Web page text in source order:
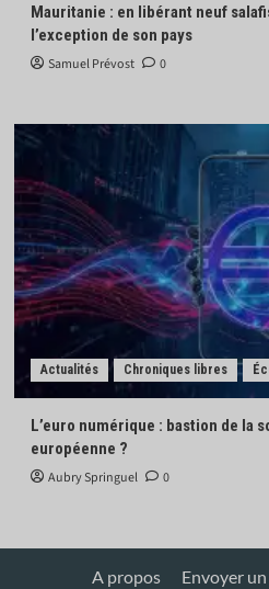
Mauritanie : en libérant neuf
l’exception de son pays
Samuel Prévost 0
Actualités Chroniques libres
L’euro numérique : bastion de la
européenne ?
Aubry Springuel 0
A propos Envoyer